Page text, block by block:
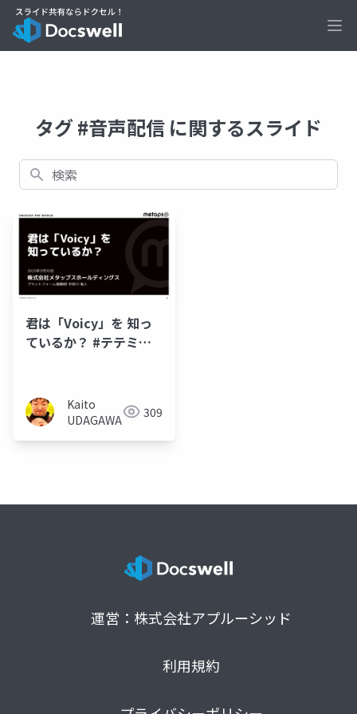
タグ #音声配信 に関するスライド
検索
君は「Voicy」を 知っ
ているか？ #テテミー
Kaito
UDAGAWA
309
運営：株式会社アプルーシッド
利用規約